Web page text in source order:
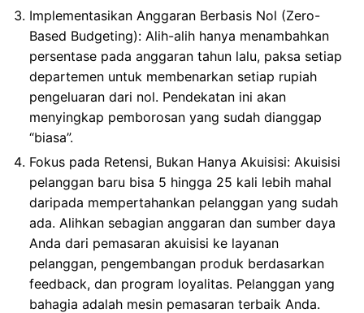
Implementasikan Anggaran Berbasis Nol (Zero-
Based Budgeting): Alih-alih hanya menambahkan
persentase pada anggaran tahun lalu, paksa setiap
departemen untuk membenarkan setiap rupiah
pengeluaran dari nol. Pendekatan ini akan
menyingkap pemborosan yang sudah dianggap
“biasa”.
Fokus pada Retensi, Bukan Hanya Akuisisi: Akuisisi
pelanggan baru bisa 5 hingga 25 kali lebih mahal
daripada mempertahankan pelanggan yang sudah
ada. Alihkan sebagian anggaran dan sumber daya
Anda dari pemasaran akuisisi ke layanan
pelanggan, pengembangan produk berdasarkan
feedback, dan program loyalitas. Pelanggan yang
bahagia adalah mesin pemasaran terbaik Anda.